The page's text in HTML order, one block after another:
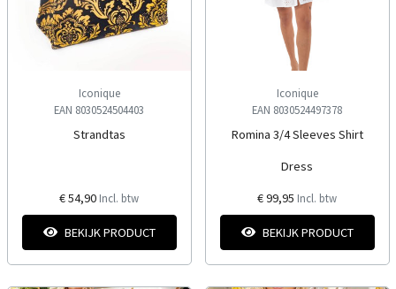
Iconique
EAN 8030524504403
Strandtas
€ 54,90 Incl. btw
BEKIJK PRODUCT
Iconique
EAN 8030524497378
Romina 3/4 Sleeves Shirt
Dress
€ 99,95 Incl. btw
BEKIJK PRODUCT